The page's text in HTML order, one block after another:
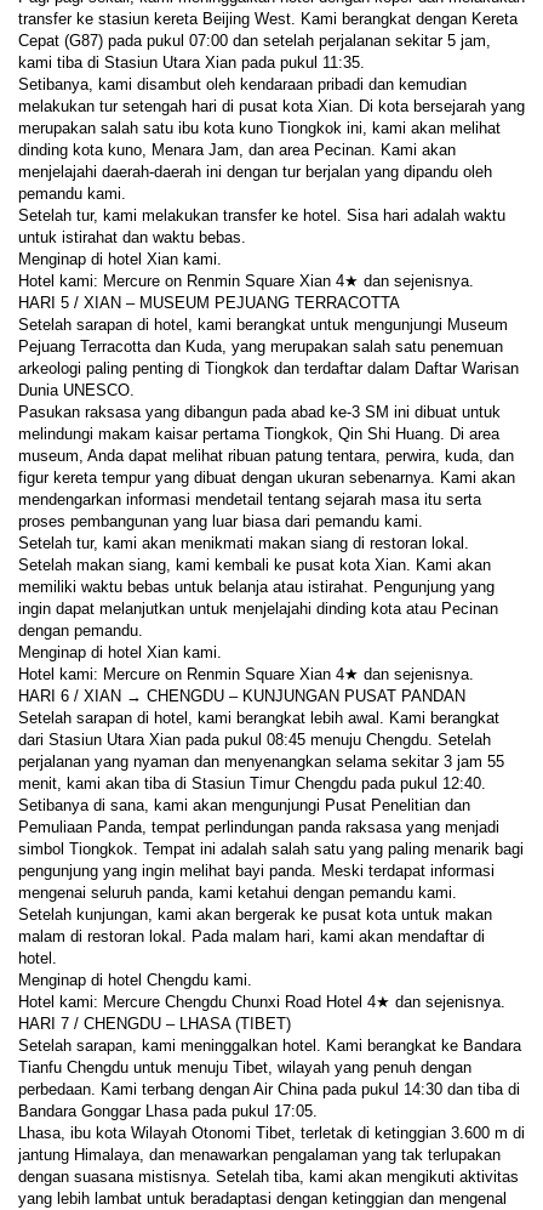
transfer ke stasiun kereta Beijing West. Kami berangkat dengan Kereta
Cepat (G87) pada pukul 07:00 dan setelah perjalanan sekitar 5 jam,
kami tiba di Stasiun Utara Xian pada pukul 11:35.
Setibanya, kami disambut oleh kendaraan pribadi dan kemudian
melakukan tur setengah hari di pusat kota Xian. Di kota bersejarah yang
merupakan salah satu ibu kota kuno Tiongkok ini, kami akan melihat
dinding kota kuno, Menara Jam, dan area Pecinan. Kami akan
menjelajahi daerah-daerah ini dengan tur berjalan yang dipandu oleh
pemandu kami.
Setelah tur, kami melakukan transfer ke hotel. Sisa hari adalah waktu
untuk istirahat dan waktu bebas.
Menginap di hotel Xian kami.
Hotel kami: Mercure on Renmin Square Xian 4★ dan sejenisnya.
HARI 5 / XIAN – MUSEUM PEJUANG TERRACOTTA
Setelah sarapan di hotel, kami berangkat untuk mengunjungi Museum
Pejuang Terracotta dan Kuda, yang merupakan salah satu penemuan
arkeologi paling penting di Tiongkok dan terdaftar dalam Daftar Warisan
Dunia UNESCO.
Pasukan raksasa yang dibangun pada abad ke-3 SM ini dibuat untuk
melindungi makam kaisar pertama Tiongkok, Qin Shi Huang. Di area
museum, Anda dapat melihat ribuan patung tentara, perwira, kuda, dan
figur kereta tempur yang dibuat dengan ukuran sebenarnya. Kami akan
mendengarkan informasi mendetail tentang sejarah masa itu serta
proses pembangunan yang luar biasa dari pemandu kami.
Setelah tur, kami akan menikmati makan siang di restoran lokal.
Setelah makan siang, kami kembali ke pusat kota Xian. Kami akan
memiliki waktu bebas untuk belanja atau istirahat. Pengunjung yang
ingin dapat melanjutkan untuk menjelajahi dinding kota atau Pecinan
dengan pemandu.
Menginap di hotel Xian kami.
Hotel kami: Mercure on Renmin Square Xian 4★ dan sejenisnya.
HARI 6 / XIAN → CHENGDU – KUNJUNGAN PUSAT PANDAN
Setelah sarapan di hotel, kami berangkat lebih awal. Kami berangkat
dari Stasiun Utara Xian pada pukul 08:45 menuju Chengdu. Setelah
perjalanan yang nyaman dan menyenangkan selama sekitar 3 jam 55
menit, kami akan tiba di Stasiun Timur Chengdu pada pukul 12:40.
Setibanya di sana, kami akan mengunjungi Pusat Penelitian dan
Pemuliaan Panda, tempat perlindungan panda raksasa yang menjadi
simbol Tiongkok. Tempat ini adalah salah satu yang paling menarik bagi
pengunjung yang ingin melihat bayi panda. Meski terdapat informasi
mengenai seluruh panda, kami ketahui dengan pemandu kami.
Setelah kunjungan, kami akan bergerak ke pusat kota untuk makan
malam di restoran lokal. Pada malam hari, kami akan mendaftar di
hotel.
Menginap di hotel Chengdu kami.
Hotel kami: Mercure Chengdu Chunxi Road Hotel 4★ dan sejenisnya.
HARI 7 / CHENGDU – LHASA (TIBET)
Setelah sarapan, kami meninggalkan hotel. Kami berangkat ke Bandara
Tianfu Chengdu untuk menuju Tibet, wilayah yang penuh dengan
perbedaan. Kami terbang dengan Air China pada pukul 14:30 dan tiba di
Bandara Gonggar Lhasa pada pukul 17:05.
Lhasa, ibu kota Wilayah Otonomi Tibet, terletak di ketinggian 3.600 m di
jantung Himalaya, dan menawarkan pengalaman yang tak terlupakan
dengan suasana mistisnya. Setelah tiba, kami akan mengikuti aktivitas
yang lebih lambat untuk beradaptasi dengan ketinggian dan mengenal